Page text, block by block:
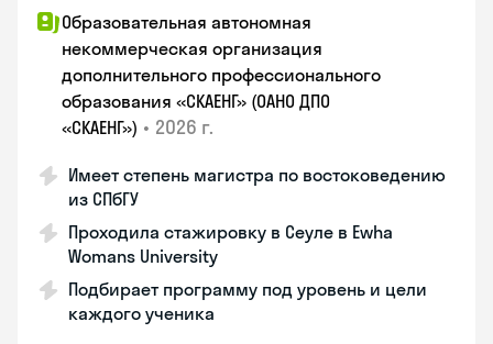
Образовательная автономная
некоммерческая организация
дополнительного профессионального
образования «СКАЕНГ» (ОАНО ДПО
«СКАЕНГ») • 2026 г.
Имеет степень магистра по востоковедению
из СПбГУ
Проходила стажировку в Сеуле в Ewha
Womans University
Подбирает программу под уровень и цели
каждого ученика